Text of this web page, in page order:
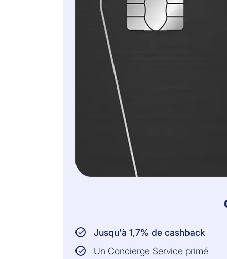
Jusqu'à 1,7% de cashback
Un Concierge Service primé